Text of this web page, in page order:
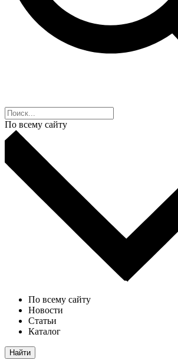
По всему сайту
По всему сайту
Новости
Статьи
Каталог
Найти